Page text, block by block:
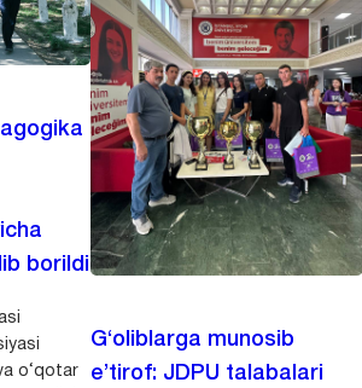
borildi
o‘qotar
G‘oliblarga munosib
e’tirof: JDPU talabalari